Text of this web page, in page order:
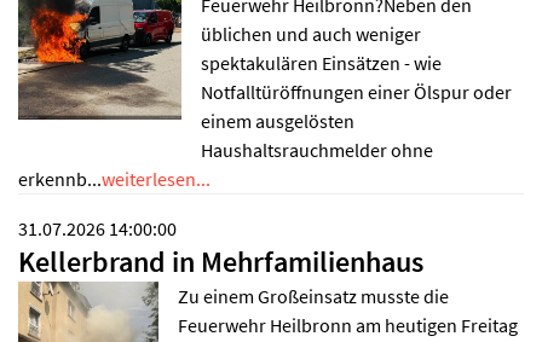
Feuerwehr Heilbronn?Neben den
üblichen und auch weniger
spektakulären Einsätzen - wie
Notfalltüröffnungen einer Ölspur oder
einem ausgelösten
Haushaltsrauchmelder ohne
erkennb...weiterlesen...
31.07.2026 14:00:00
Kellerbrand in Mehrfamilienhaus
Zu einem Großeinsatz musste die
Feuerwehr Heilbronn am heutigen Freitag